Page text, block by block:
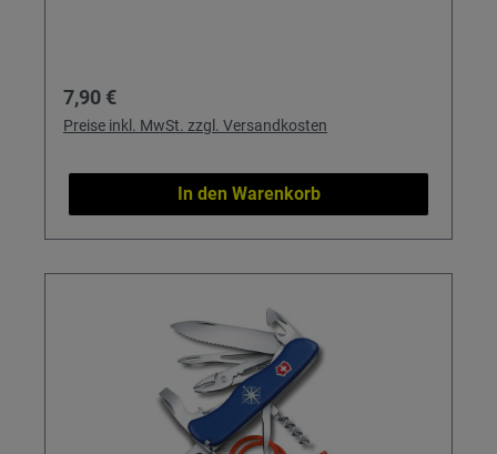
Regulärer Preis:
7,90 €
Preise inkl. MwSt. zzgl. Versandkosten
In den Warenkorb